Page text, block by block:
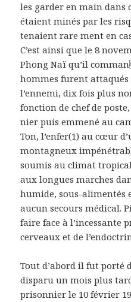
les garder en main dans
étaient minés par les
tenaient rare ment en
C’est ainsi que le 8
Phong Naï qu’il
hommes furent attaqués
l’ennemi, dix fois plus
fonction de chef de
nier puis emmené au
Ton, l’enfer(1) au cœur
montagneux
soumis au climat
aux longues marches
humide, sous-alimentés
aucun secours médical.
faire face à l’incessante
cerveaux et de
Tout d’abord il fut porté
disparu un mois plus
prisonnier le 10 février